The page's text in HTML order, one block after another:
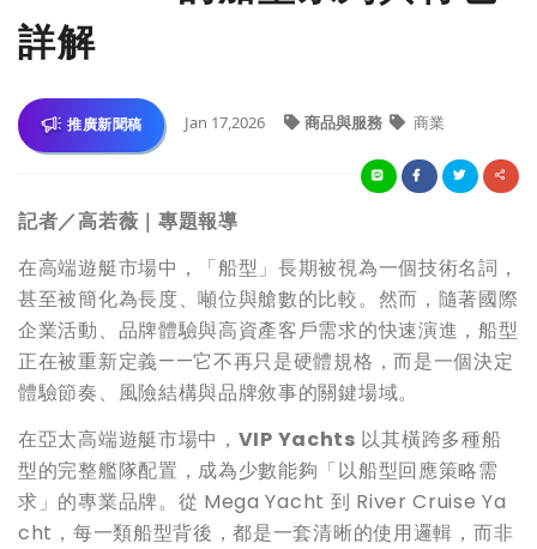
詳解
推廣新聞稿 Jan 17,2026 商品與服務 商業
記者／高若薇｜專題報導
在高端遊艇市場中，「船型」長期被視為一個技術名詞，
甚至被簡化為長度、噸位與艙數的比較。然而，隨著國際
企業活動、品牌體驗與高資產客戶需求的快速演進，船型
正在被重新定義——它不再只是硬體規格，而是一個決定
體驗節奏、風險結構與品牌敘事的關鍵場域。
在亞太高端遊艇市場中， VIP Yachts 以其橫跨多種船
型的完整艦隊配置，成為少數能夠「以船型回應策略需
求」的專業品牌。從 Mega Yacht 到 River Cruise Ya
cht，每一類船型背後，都是一套清晰的使用邏輯，而非